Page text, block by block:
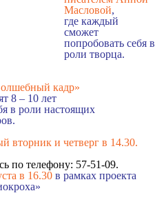
Масловой,
где каждый
сможет
попробовать себя в
роли творца.
кадр»
8 – 10 лет
в роли настоящих
вторник и четверг в 14.30.
по телефону: 57-51-09.
в 16.30 в рамках проекта